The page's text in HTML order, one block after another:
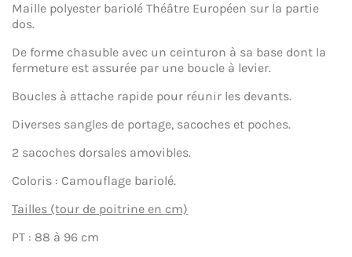
Maille polyester bariolé Théâtre Européen sur la partie
dos.
De forme chasuble avec un ceinturon à sa base dont la
fermeture est assurée par une boucle à levier.
Boucles à attache rapide pour réunir les devants.
Diverses sangles de portage, sacoches et poches.
2 sacoches dorsales amovibles.
Coloris : Camouflage bariolé.
Tailles (tour de poitrine en cm)
PT : 88 à 96 cm